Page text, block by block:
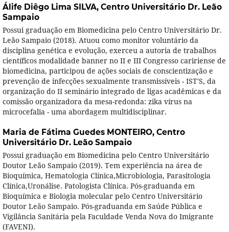
Álife Diêgo Lima SILVA, Centro Universitário Dr. Leão
Sampaio
Possui graduação em Biomedicina pelo Centro Universitário Dr.
Leão Sampaio (2018). Atuou como monitor voluntário da
disciplina genética e evolução, exerceu a autoria de trabalhos
científicos modalidade banner no II e III Congresso caririense de
biomedicina, participou de ações sociais de conscientização e
prevenção de infecções sexualmente transmissíveis - IST'S, da
organização do II seminário integrado de ligas acadêmicas e da
comissão organizadora da mesa-redonda: zika vírus na
microcefalia - uma abordagem multidisciplinar.
Maria de Fátima Guedes MONTEIRO, Centro
Universitário Dr. Leão Sampaio
Possui graduação em Biomedicina pelo Centro Universitário
Doutor Leão Sampaio (2019). Tem experiência na área de
Bioquímica, Hematologia Clínica,Microbiologia, Parasitologia
Clínica,Uronálise. Patologista Clínica. Pós-graduanda em
Bioquímica e Biologia molecular pelo Centro Universitário
Doutor Leão Sampaio. Pós-graduanda em Saúde Pública e
Vigilância Sanitária pela Faculdade Venda Nova do Imigrante
(FAVENI).